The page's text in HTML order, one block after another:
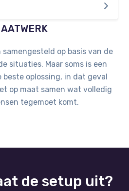
op basis van de
situaties. Maar soms is een
beste oplossing, in dat geval
op maat samen wat volledig
tegemoet komt.
de setup uit?